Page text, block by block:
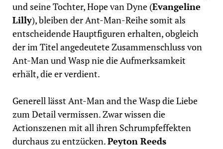
und seine Tochter, Hope van Dyne (Evangeline
Lilly), bleiben der Ant-Man-Reihe somit als
entscheidende Hauptfiguren erhalten, obgleich
der im Titel angedeutete Zusammenschluss von
Ant-Man und Wasp nie die Aufmerksamkeit
erhält, die er verdient.
Generell lässt Ant-Man and the Wasp die Liebe
zum Detail vermissen. Zwar wissen die
Actionszenen mit all ihren Schrumpfeffekten
durchaus zu entzücken.Peyton Reeds